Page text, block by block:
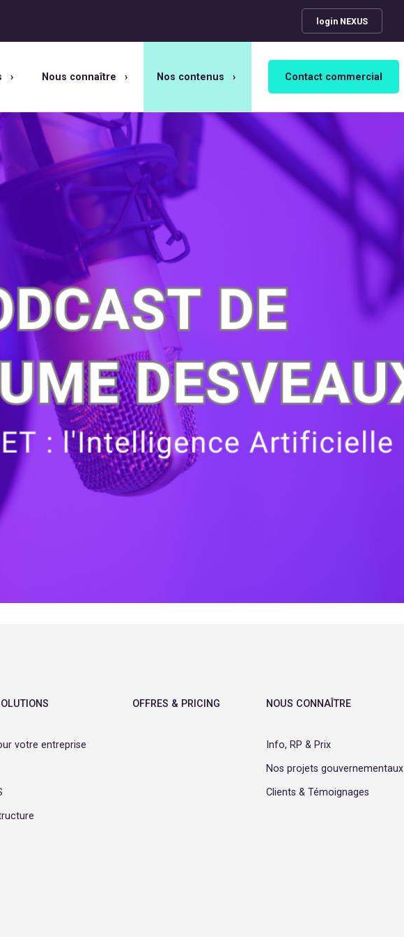
login NEXUS
Nous connaître Nos contenus Contact commercial
votre entreprise
OFFRES & PRICING NOUS CONNAÎTRE
Info, RP & Prix
Nos projets gouvernementaux
Clients & Témoignages